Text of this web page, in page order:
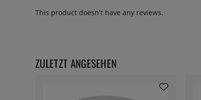
This product doesn't have any reviews.
ZULETZT ANGESEHEN